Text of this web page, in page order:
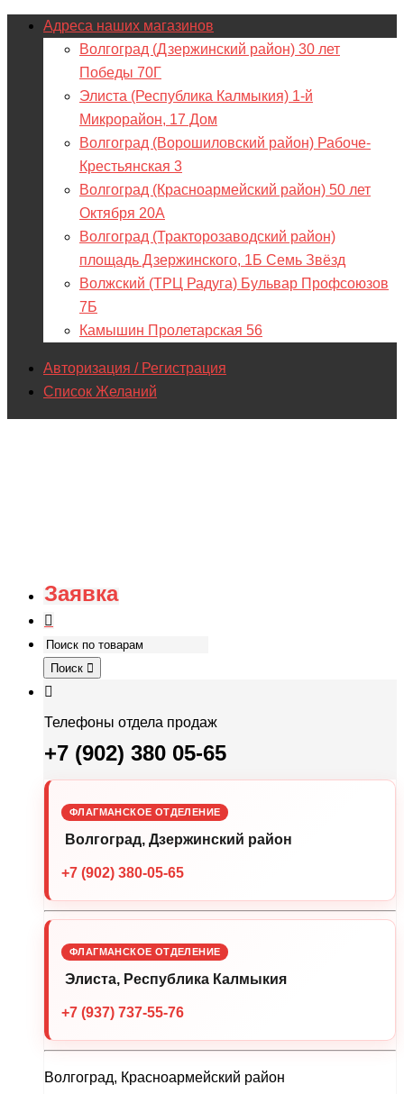
Адреса наших магазинов
Волгоград (Дзержинский район) 30 лет
Победы 70Г
Элиста (Республика Калмыкия) 1-й
Микрорайон, 17 Дом
Волгоград (Ворошиловский район) Рабоче-
Крестьянская 3
Волгоград (Красноармейский район) 50 лет
Октября 20А
Волгоград (Тракторозаводский район)
площадь Дзержинского, 1Б Семь Звёзд
Волжский (ТРЦ Радуга) Бульвар Профсоюзов
7Б
Камышин Пролетарская 56
Авторизация / Регистрация
Список Желаний
Заявка
Поиск
Телефоны отдела продаж
+7 (902) 380 05-65
ФЛАГМАНСКОЕ ОТДЕЛЕНИЕ
Волгоград, Дзержинский район
+7 (902) 380-05-65
ФЛАГМАНСКОЕ ОТДЕЛЕНИЕ
Элиста, Республика Калмыкия
+7 (937) 737-55-76
Волгоград, Красноармейский район